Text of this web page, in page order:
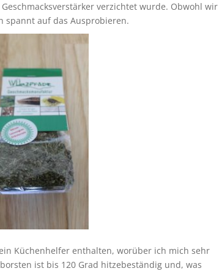
verzichtet wurde. Obwohl wir
spannt auf das Ausprobieren.
Küchenhelfer enthalten, worüber ich mich sehr
ist bis 120 Grad hitzebeständig und, was